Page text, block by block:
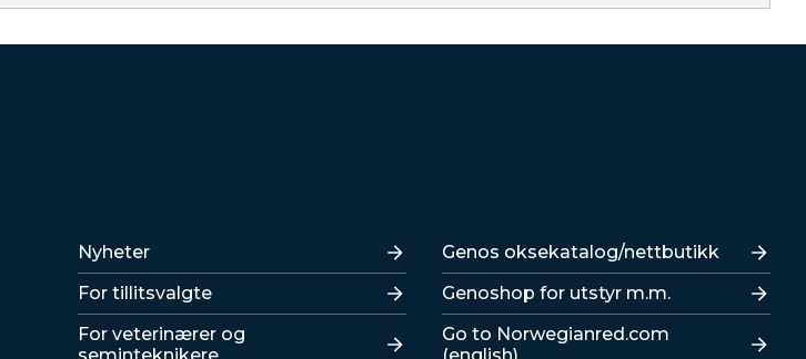
Lenker
Nyheter
For tillitsvalgte
For veterinærer og
seminteknikere
Lenker
Genos oksekatalog/nettbutikk
Genoshop for utstyr m.m.
Go to Norwegianred.com
(english)